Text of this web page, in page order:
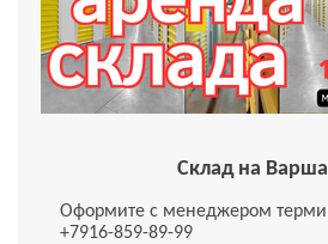
Склад на
Оформите с менеджером
+7916-859-89-99